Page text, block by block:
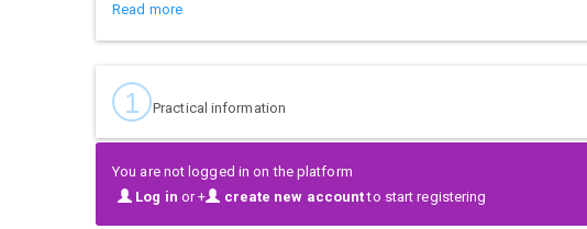
Read more
1 Practical information
You are not logged in on the platform
Log in or + create new accountto start registering